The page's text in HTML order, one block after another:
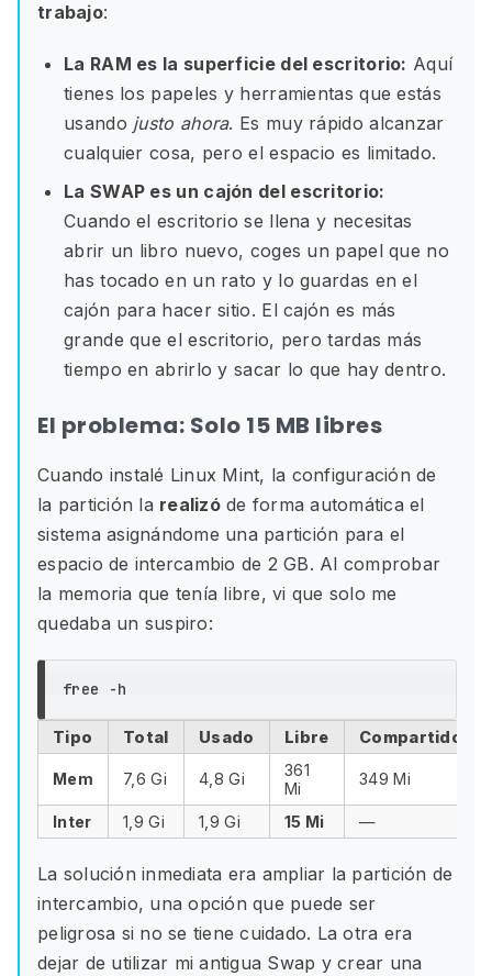
trabajo:
La RAM es la superficie del escritorio: Aquí
tienes los papeles y herramientas que estás
usando justo ahora. Es muy rápido alcanzar
cualquier cosa, pero el espacio es limitado.
La SWAP es un cajón del escritorio:
Cuando el escritorio se llena y necesitas
abrir un libro nuevo, coges un papel que no
has tocado en un rato y lo guardas en el
cajón para hacer sitio. El cajón es más
grande que el escritorio, pero tardas más
tiempo en abrirlo y sacar lo que hay dentro.
El problema: Solo 15 MB libres
Cuando instalé Linux Mint, la configuración de
la partición la realizóde forma automática el
sistema asignándome una partición para el
espacio de intercambio de 2 GB. Al comprobar
la memoria que tenía libre, vi que solo me
quedaba un suspiro:
Tipo Total Usado Libre Compartido
Mem 7,6 Gi 4,8 Gi
361
Mi
349 Mi
Inter 1,9 Gi 1,9 Gi 15 Mi —
La solución inmediata era ampliar la partición de
intercambio, una opción que puede ser
peligrosa si no se tiene cuidado. La otra era
dejar de utilizar mi antigua Swap y crear una